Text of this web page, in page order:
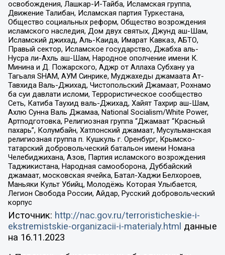
освобождения, Лашкар-И-Тайба, Исламская группа,
Движение Талибан, Исламская партия Туркестана,
Общество социальных реформ, Общество возрождения
исламского наследия, Дом двух святых, Джунд аш-Шам,
Исламский джихад, Аль-Каида, Имарат Кавказ, АБТО,
Правый сектор, Исламское государство, Джабха аль-
Нусра ли-Ахль аш-Шам, Народное ополчение имени К.
Минина и Д. Пожарского, Аджр от Аллаха Субхану уа
Тагьаля SHAM, АУМ Синрике, Муджахеды джамаата Ат-
Тавхида Валь-Джихад, Чистопольский Джамаат, Рохнамо
ба суи давлати исломи, Террористическое сообщество
Сеть, Катиба Таухид валь-Джихад, Хайят Тахрир аш-Шам,
Ахлю Сунна Валь Джамаа, National Socialism/White Power,
Артподготовка, Религиозная группа “Джамаат “Красный
пахарь”, Колумбайн, Хатлонский джамаат, Мусульманская
религиозная группа п. Кушкуль г. Оренбург, Крымско-
татарский добровольческий батальон имени Номана
Челебиджихана, Азов, Партия исламского возрождения
Таджикистана, Народная самооборона, Дуббайский
джамаат, московская ячейка, Батал-Хаджи Белхороев,
Маньяки Культ Убийц, Молодёжь Которая Улыбается,
Легион Свобода России, Айдар, Русский добровольческий
корпус
Источник: http://nac.gov.ru/terroristicheskie-i-
ekstremistskie-organizacii-i-materialy.html данные
на 16.11.2023